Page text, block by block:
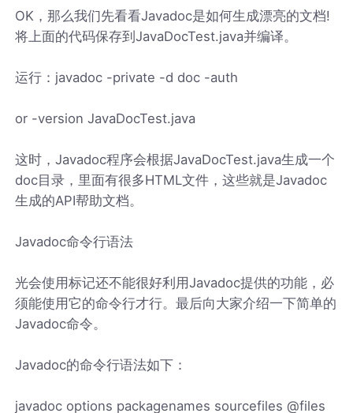
OK，那么我们先看看Javadoc是如何生成漂亮的文档!
将上面的代码保存到JavaDocTest.java并编译。
运行：javadoc -private -d doc -auth
or -version JavaDocTest.java
这时，Javadoc程序会根据JavaDocTest.java生成一个
doc目录，里面有很多HTML文件，这些就是Javadoc
生成的API帮助文档。
Javadoc命令行语法
光会使用标记还不能很好利用Javadoc提供的功能，必
须能使用它的命令行才行。最后向大家介绍一下简单的
Javadoc命令。
Javadoc的命令行语法如下：
javadoc options packagenames sourcefiles @files